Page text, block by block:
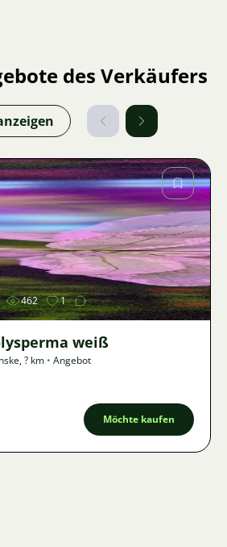
des Verkäufers
Bild
462 1
weiß
,? km • Angebot
Möchte kaufen